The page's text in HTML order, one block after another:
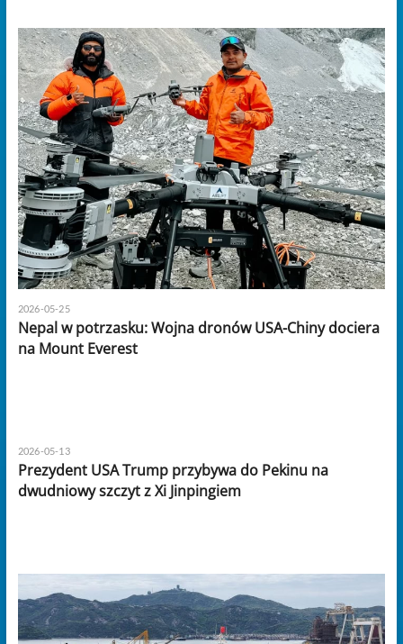
2026-05-25
Nepal w potrzasku: Wojna dronów USA-Chiny dociera
na Mount Everest
2026-05-13
Prezydent USA Trump przybywa do Pekinu na
dwudniowy szczyt z Xi Jinpingiem